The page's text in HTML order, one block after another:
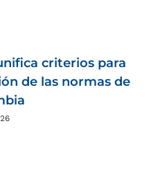
criterios para
de las normas de